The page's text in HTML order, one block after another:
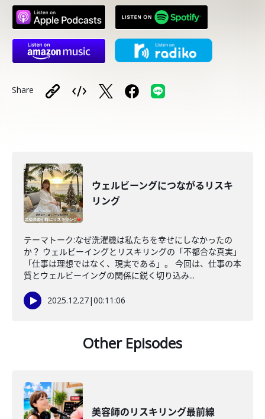
Share
ウェルビーングにつながるリスキ
リング
テーマトーク:なぜ洗濯機は私たちを幸せにしなかったの
か？ ウェルビーイングとリスキリングの「不都合な真実」
「仕事は理想ではなく、現実である」。 今回は、仕事の本
質とウェルビーイングの関係に鋭く切り込み...
2025.12.27|00:11:06
Other Episodes
美容師のリスキリング最前線